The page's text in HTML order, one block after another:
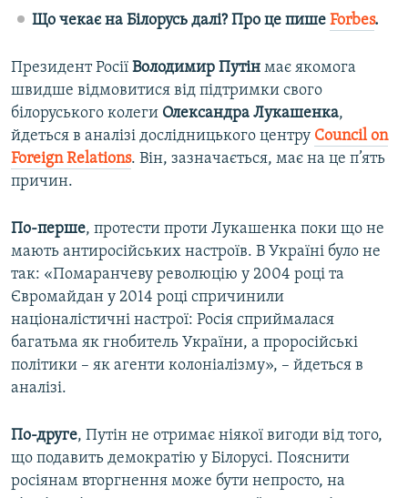
Що чекає на Білорусь далі? Про це пише Forbes.
Президент Росії Володимир Путін має якомога
швидше відмовитися від підтримки свого
білоруського колеги Олександра Лукашенка,
йдеться в аналізі дослідницького центру Council on
Foreign Relations. Він, зазначається, має на це п’ять
причин.
По-перше, протести проти Лукашенка поки що не
мають антиросійських настроїв. В Україні було не
так: «Помаранчеву революцію у 2004 році та
Євромайдан у 2014 році спричинили
націоналістичні настрої: Росія сприймалася
багатьма як гнобитель України, а проросійські
політики – як агенти колоніалізму», – йдеться в
аналізі.
По-друге, Путін не отримає ніякої вигоди від того,
що подавить демократію у Білорусі. Пояснити
росіянам вторгнення може бути непросто, на